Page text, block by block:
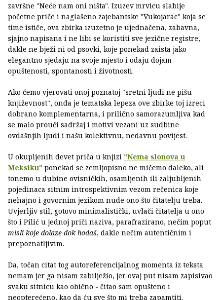
završne "Neće nam oni ništa". Izuzev mrvicu slabije
početne priče i naglašeno zajebantske "Vukojarac" koja se
time ističe, ova zbirka izuzetno je ujednačena, zabavna,
sjajno napisana i ne libi se koristiti sve jezične registre,
dakle ne bježi ni od psovki, koje ponekad zaista jako
elegantno sjedaju na svoje mjesto i odaju dojam
opuštenosti, spontanosti i životnosti.
Ako ćemo vjerovati onoj poznatoj "sretni ljudi ne pišu
književnost", onda je tematska lepeza ove zbirke toj izreci
dobrano komplementarna, i prilično samorazumljiva kad
se malo prouči sadržaj i motivi vezani uz sudbine
ovdašnjih ljudi i našu kolektivnu, nedavnu povijest.
U okupljenih devet priča u knjizi "Nema slonova u
Meksiku" ponekad se zemljopisno ne mičemo daleko, ali
tonemo u dubine ovisničkih, osamljenih ili zaljubljenih
pojedinaca sitnim introspektivnim vezom rečenica koje
nehajno i govornim jezikom nude ono što čitatelju treba.
Uvjerljiv stil, gotovo minimalistički, uvlači čitatelja u ono
što i Pilić u jednoj priči naziva, parafrazirano, nečim poput
misli koje dolaze dok hodaš, dakle nečim autentičnim i
prepoznatljivim.
Da, točan citat tog autoreferencijalnog momenta iz teksta
nemam jer ga nisam zabilježio, jer ovaj put nisam zapisivao
svaku sitnicu kao obično - čitao sam opušteno i
neopterećeno, kao da ću sve što mi treba zapamtiti.